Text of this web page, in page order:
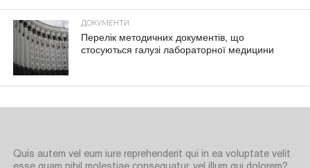
ДОКУМЕНТИ
Перелік методичних документів, що
стосуються галузі лабораторної медицини
Quis autem vel eum iure reprehenderit qui in ea voluptate velit